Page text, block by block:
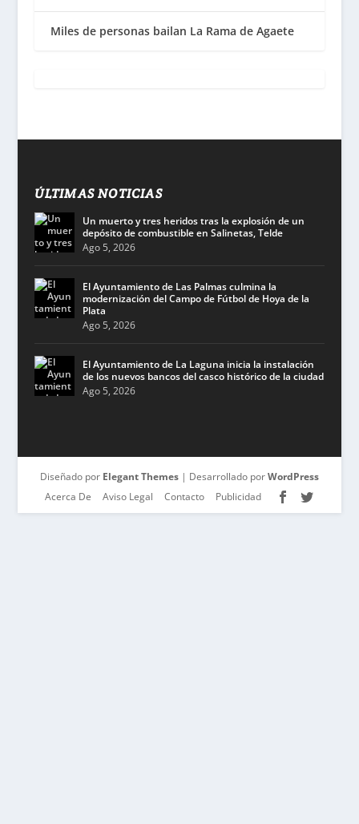
Miles de personas bailan La Rama de Agaete
ÚLTIMAS NOTICIAS
Un muerto y tres heridos tras la explosión de un
depósito de combustible en Salinetas, Telde
Ago 5, 2026
El Ayuntamiento de Las Palmas culmina la
modernización del Campo de Fútbol de Hoya de la
Plata
Ago 5, 2026
El Ayuntamiento de La Laguna inicia la instalación
de los nuevos bancos del casco histórico de la ciudad
Ago 5, 2026
Diseñado por Elegant Themes| Desarrollado porWordPress
Acerca De
Aviso Legal Contacto Publicidad